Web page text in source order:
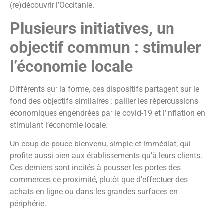
(re)découvrir l’Occitanie.
Plusieurs initiatives, un
objectif commun : stimuler
l’économie locale
Différents sur la forme, ces dispositifs partagent sur le
fond des objectifs similaires : pallier les répercussions
économiques engendrées par le covid-19 et l’inflation en
stimulant l’économie locale.
Un coup de pouce bienvenu, simple et immédiat, qui
profite aussi bien aux établissements qu’à leurs clients.
Ces derniers sont incités à pousser les portes des
commerces de proximité, plutôt que d’effectuer des
achats en ligne ou dans les grandes surfaces en
périphérie.